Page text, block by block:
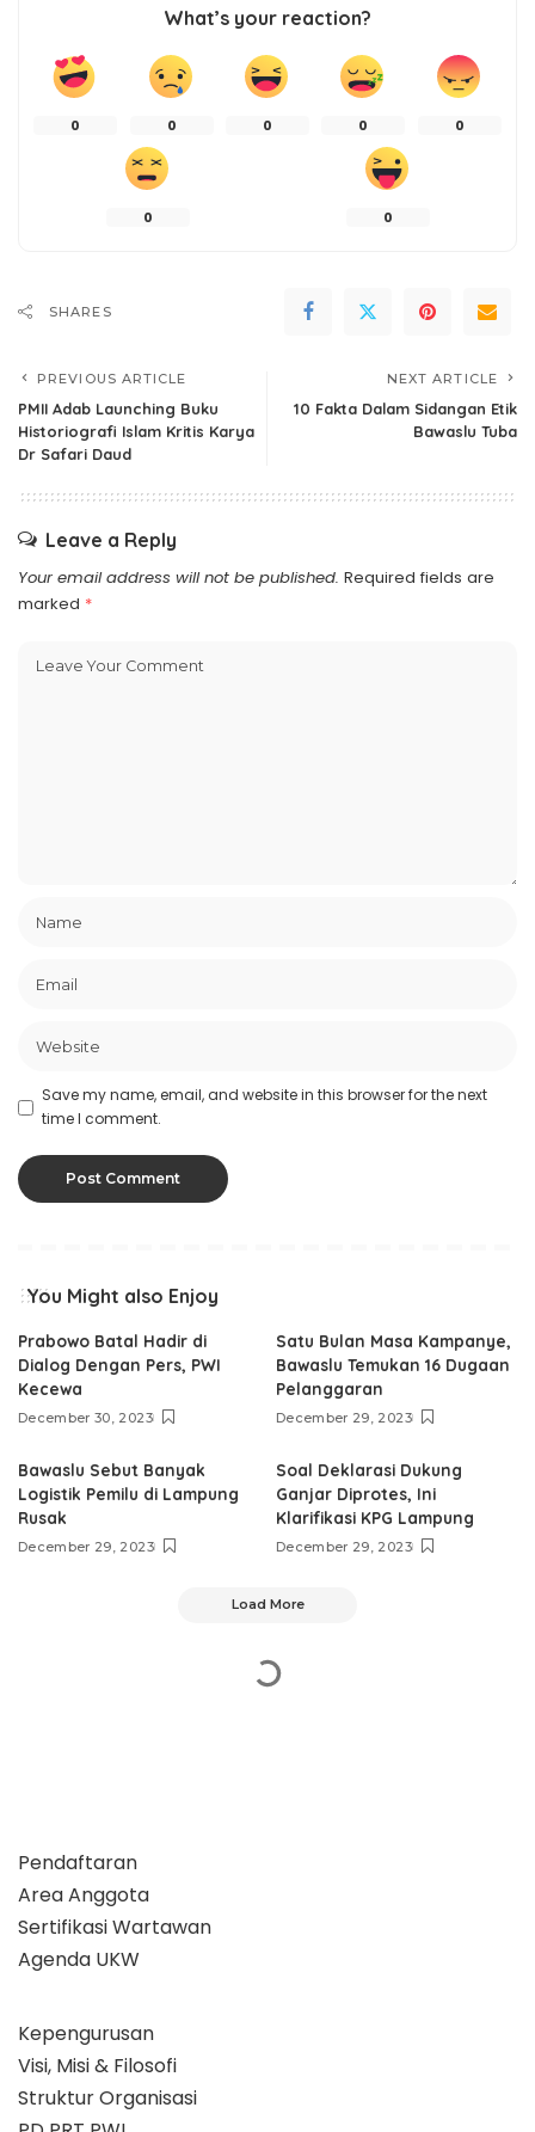
What’s your reaction?
0 0 0 0 0
0 0
SHARES
PREVIOUS ARTICLE
PMII Adab Launching Buku
Historiografi Islam Kritis Karya
Dr Safari Daud
NEXT ARTICLE
10 Fakta Dalam Sidangan Etik
Bawaslu Tuba
Leave a Reply
Your email address will not be published. Required fields are
marked *
Save my name, email, and website in this browser for the next
time I comment.
You Might also Enjoy
Prabowo Batal Hadir di
Dialog Dengan Pers, PWI
Kecewa
December 30, 2023
Satu Bulan Masa Kampanye,
Bawaslu Temukan 16 Dugaan
Pelanggaran
December 29, 2023
Bawaslu Sebut Banyak
Logistik Pemilu di Lampung
Rusak
December 29, 2023
Soal Deklarasi Dukung
Ganjar Diprotes, Ini
Klarifikasi KPG Lampung
December 29, 2023
Load More
Pendaftaran
Area Anggota
Sertifikasi Wartawan
Agenda UKW
Kepengurusan
Visi, Misi & Filosofi
Struktur Organisasi